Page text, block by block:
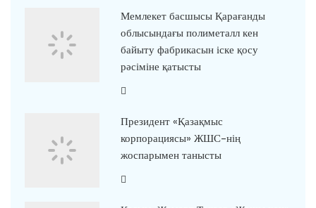
Мемлекет басшысы Қарағанды
облысындағы полиметалл кен
байыту фабрикасын іске қосу
рәсіміне қатысты
Президент «Қазақмыс
корпорациясы» ЖШС-нің
жоспарымен танысты